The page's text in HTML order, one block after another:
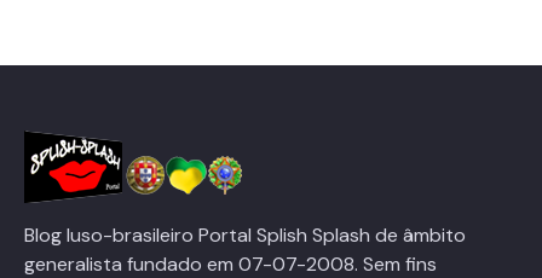
Blog luso-brasileiro Portal Splish Splash de âmbito
generalista fundado em 07-07-2008. Sem fins